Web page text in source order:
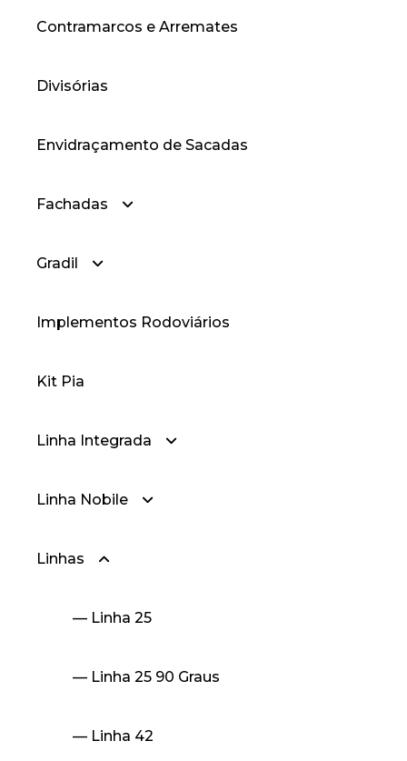
— Cantoneiras Abas Iguais
Contramarcos e Arremates
Divisórias
Envidraçamento de Sacadas
Fachadas
— Fachadas Cortina
— Fachadas Style
Gradil
— Gradil
— Gradil Prime
Implementos Rodoviários
Kit Pia
Linha Integrada
— Linha Integrada
— Linha Integrada Nobile 2.5
— Linha Integrada Nobile 3.2
Linha Nobile
— Nobile 2.0
— Nobile 2.5
— Nobile 3.2
Linhas
— Linha 25
— Linha 25 90 Graus
— Linha 42